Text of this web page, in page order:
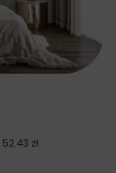
52.43 zł.